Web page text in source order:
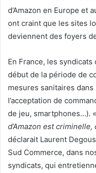
d’Amazon en Europe et
ont craint que les sites
deviennent des foyers
En France, les
début de la période de
mesures sanitaires dans
l’acceptation de
de jeu, smartphones…). «
d’Amazon est
déclarait Laurent
Sud Commerce, dans
syndicats, qui